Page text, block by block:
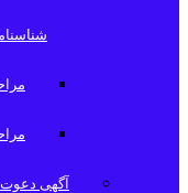
آگهی